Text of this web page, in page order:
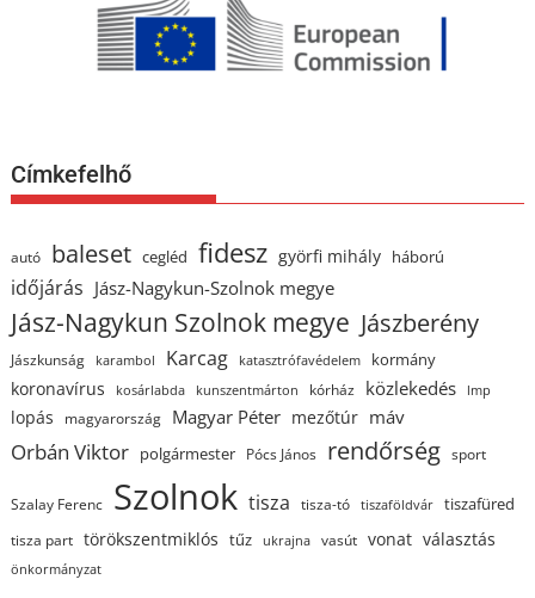
Címkefelhő
autó baleset cegléd fidesz györfi mihály háború
időjárás Jász-Nagykun-Szolnok megye
Jász-Nagykun Szolnok megye Jászberény
Jászkunság karambol Karcag katasztrófavédelem kormány
koronavírus kosárlabda kunszentmárton kórház közlekedés lmp
lopás magyarország Magyar Péter mezőtúr máv
Orbán Viktor polgármester Pócs János rendőrség sport
Szalay Ferenc Szolnok tisza tisza-tó tiszaföldvár tiszafüred
tisza part törökszentmiklós tűz ukrajna vasút vonat választás
önkormányzat